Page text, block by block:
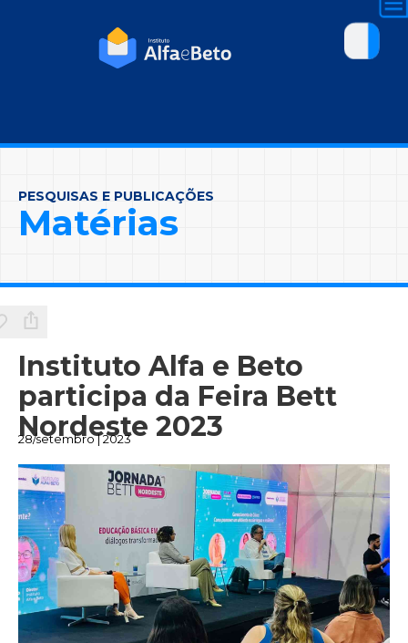
PESQUISAS E PUBLICAÇÕES
Matérias
Instituto Alfa e Beto
participa da Feira Bett
Nordeste 2023
28/setembro | 2023